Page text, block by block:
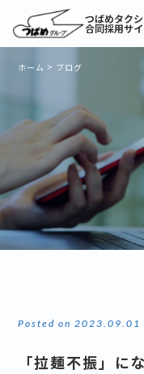
つばめタク
合同採用サ
ホーム > ブログ
Posted on 2023.09.01
「拉麺不振」に